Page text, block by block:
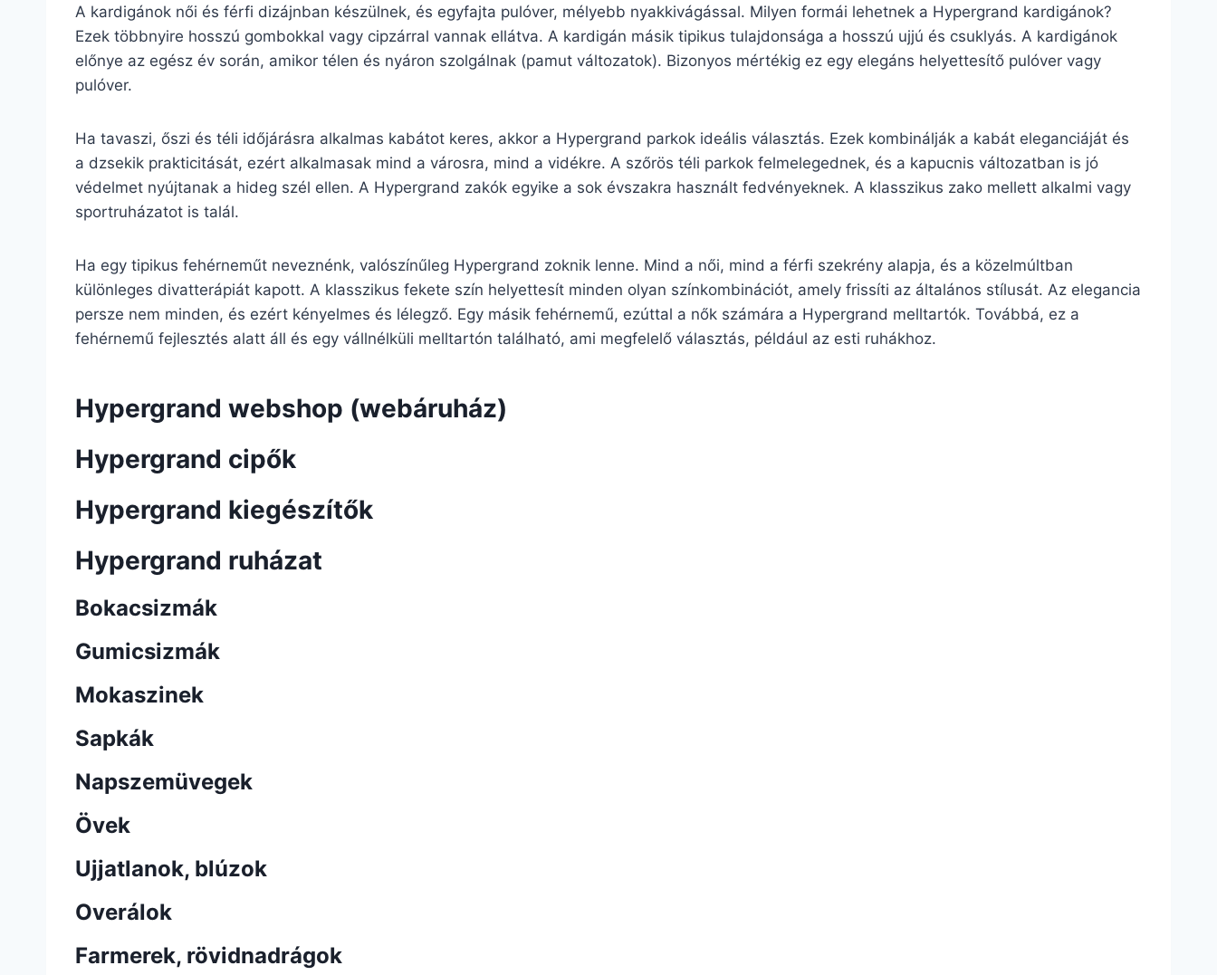
A kardigánok női és férfi dizájnban készülnek, és egyfajta pulóver, mélyebb nyakkivágással. Milyen formái lehetnek a Hypergrand kardigánok?
Ezek többnyire hosszú gombokkal vagy cipzárral vannak ellátva. A kardigán másik tipikus tulajdonsága a hosszú ujjú és csuklyás. A kardigánok
előnye az egész év során, amikor télen és nyáron szolgálnak (pamut változatok). Bizonyos mértékig ez egy elegáns helyettesítő pulóver vagy
pulóver.
Ha tavaszi, őszi és téli időjárásra alkalmas kabátot keres, akkor a Hypergrand parkok ideális választás. Ezek kombinálják a kabát eleganciáját és
a dzsekik prakticitását, ezért alkalmasak mind a városra, mind a vidékre. A szőrös téli parkok felmelegednek, és a kapucnis változatban is jó
védelmet nyújtanak a hideg szél ellen. A Hypergrand zakók egyike a sok évszakra használt fedvényeknek. A klasszikus zako mellett alkalmi vagy
sportruházatot is talál.
Ha egy tipikus fehérneműt neveznénk, valószínűleg Hypergrand zoknik lenne. Mind a női, mind a férfi szekrény alapja, és a közelmúltban
különleges divatterápiát kapott. A klasszikus fekete szín helyettesít minden olyan színkombinációt, amely frissíti az általános stílusát. Az elegancia
persze nem minden, és ezért kényelmes és lélegző. Egy másik fehérnemű, ezúttal a nők számára a Hypergrand melltartók. Továbbá, ez a
fehérnemű fejlesztés alatt áll és egy vállnélküli melltartón található, ami megfelelő választás, például az esti ruhákhoz.
Hypergrand webshop (webáruház)
Hypergrand cipők
Hypergrand kiegészítők
Hypergrand ruházat
Bokacsizmák
Gumicsizmák
Mokaszinek
Sapkák
Napszemüvegek
Övek
Ujjatlanok, blúzok
Overálok
Farmerek, rövidnadrágok